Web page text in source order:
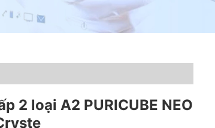
2 loại A2 PURICUBE NEO